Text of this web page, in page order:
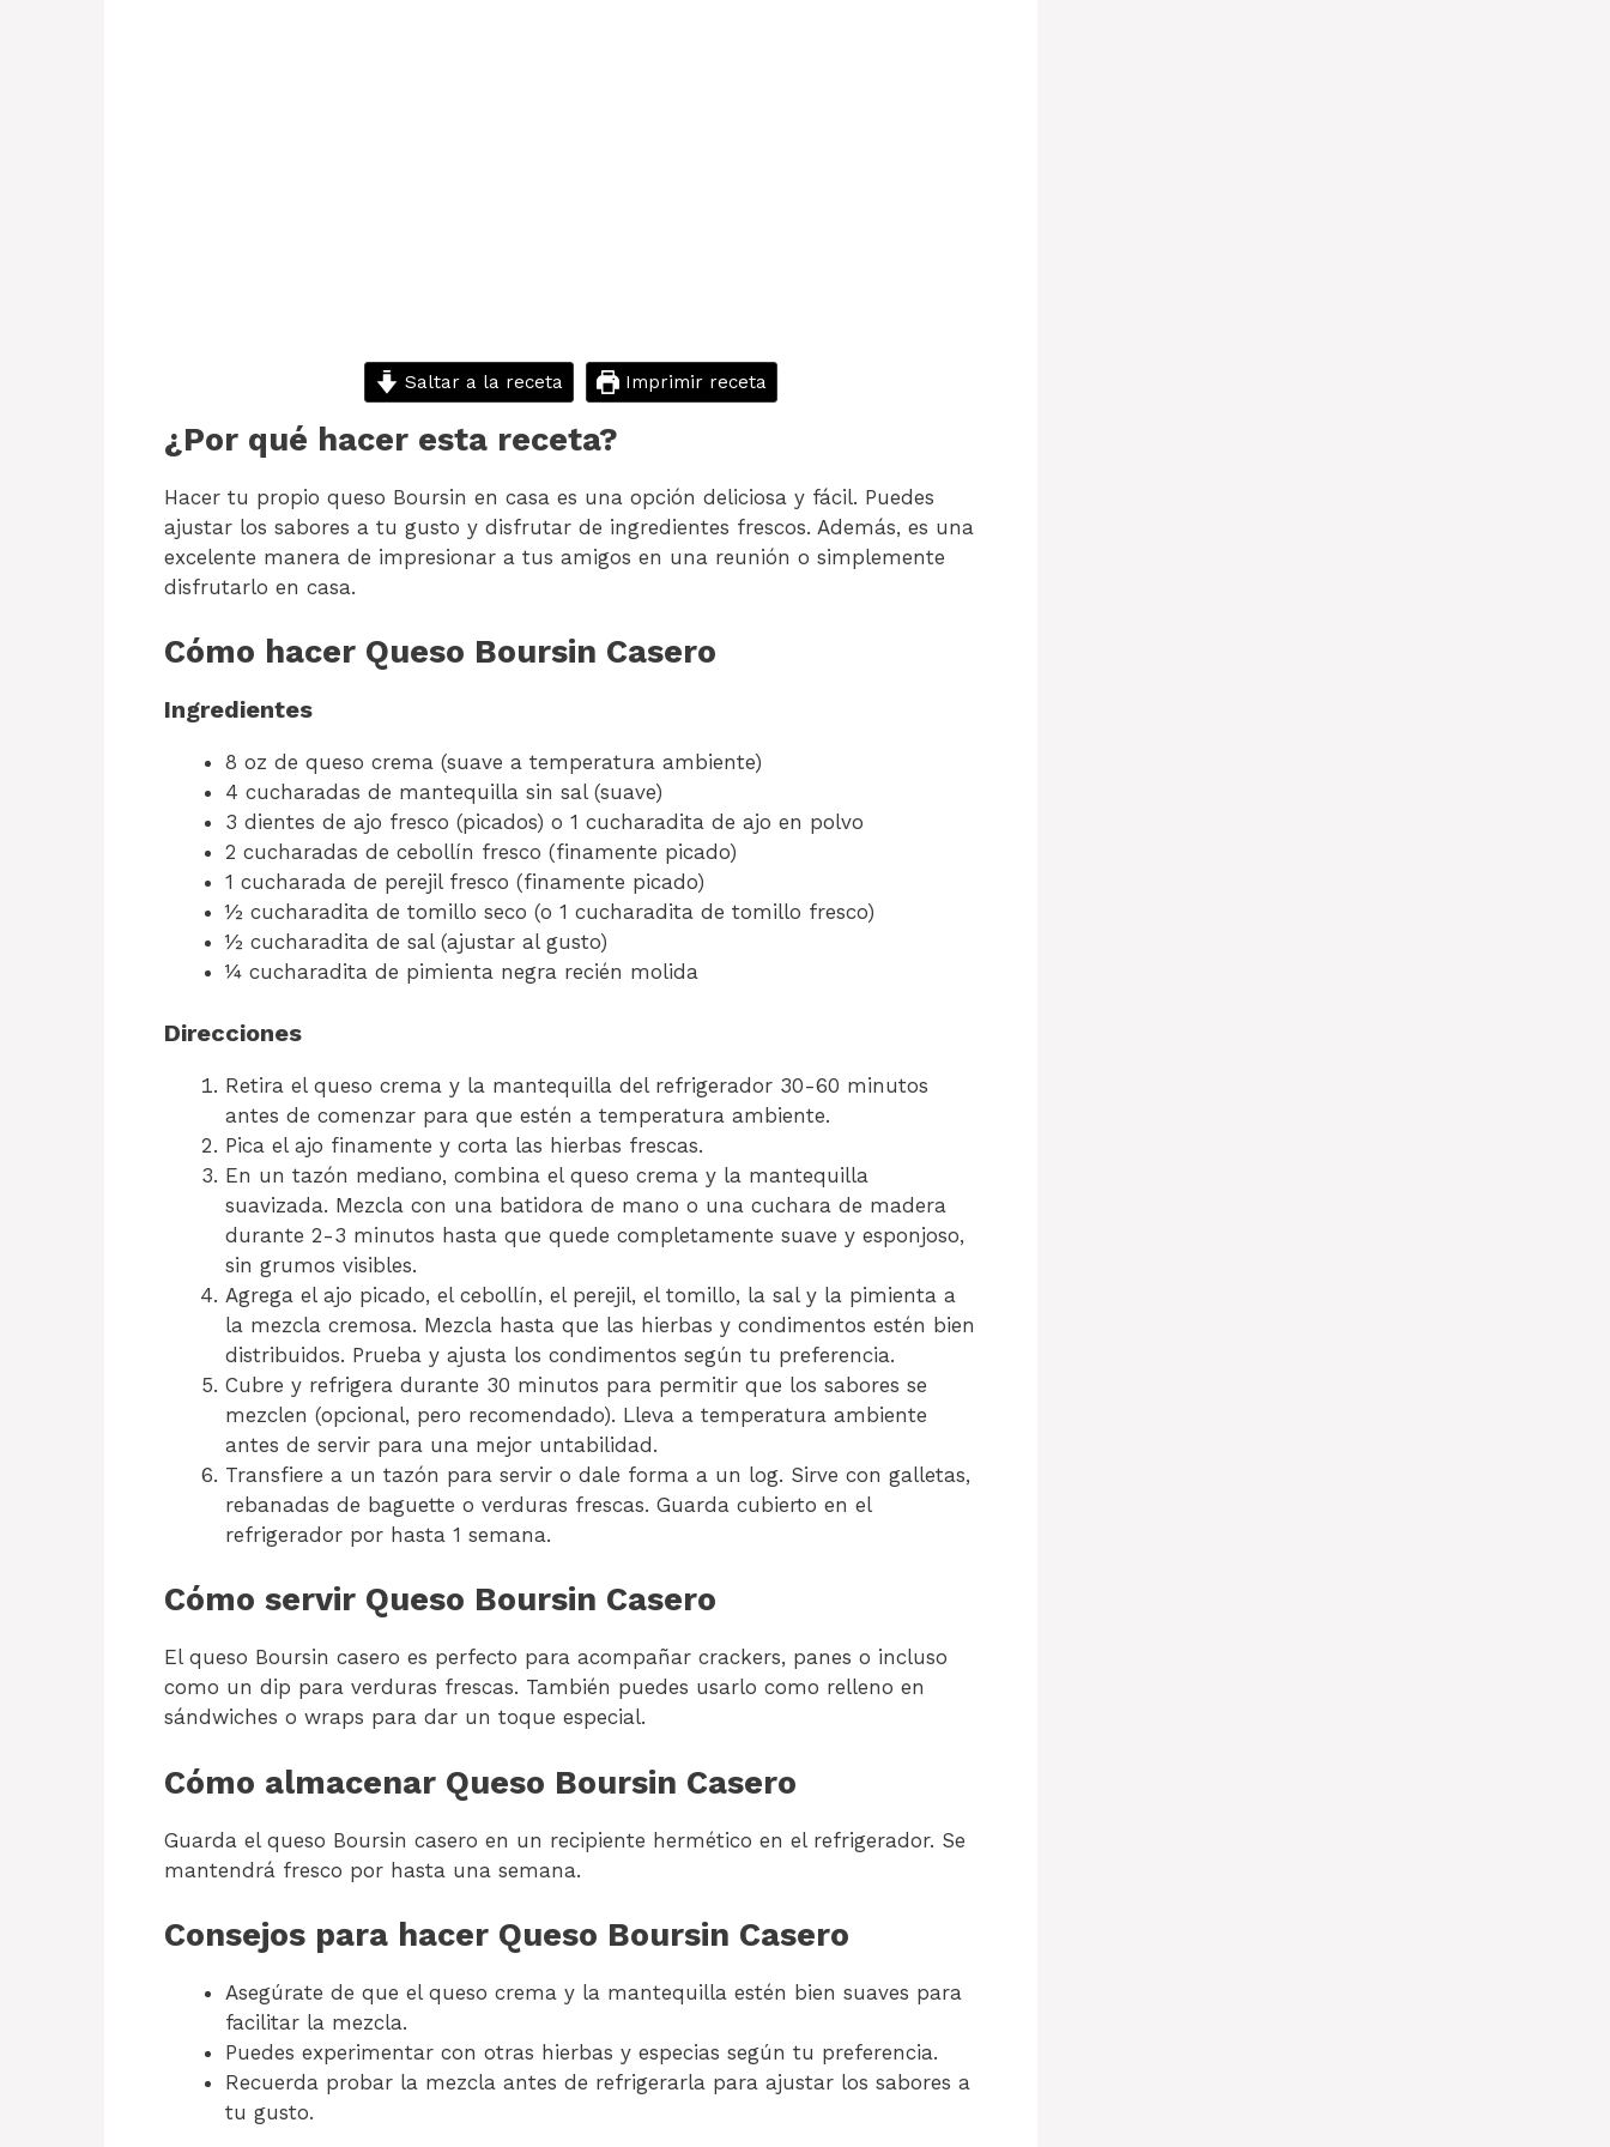
Saltar a la receta Imprimir receta
¿Por qué hacer esta receta?
Hacer tu propio queso Boursin en casa es una opción deliciosa y fácil. Puedes
ajustar los sabores a tu gusto y disfrutar de ingredientes frescos. Además, es una
excelente manera de impresionar a tus amigos en una reunión o simplemente
disfrutarlo en casa.
Cómo hacer Queso Boursin Casero
Ingredientes
8 oz de queso crema (suave a temperatura ambiente)
4 cucharadas de mantequilla sin sal (suave)
3 dientes de ajo fresco (picados) o 1 cucharadita de ajo en polvo
2 cucharadas de cebollín fresco (finamente picado)
1 cucharada de perejil fresco (finamente picado)
½ cucharadita de tomillo seco (o 1 cucharadita de tomillo fresco)
½ cucharadita de sal (ajustar al gusto)
¼ cucharadita de pimienta negra recién molida
Direcciones
Retira el queso crema y la mantequilla del refrigerador 30-60 minutos
antes de comenzar para que estén a temperatura ambiente.
Pica el ajo finamente y corta las hierbas frescas.
En un tazón mediano, combina el queso crema y la mantequilla
suavizada. Mezcla con una batidora de mano o una cuchara de madera
durante 2-3 minutos hasta que quede completamente suave y esponjoso,
sin grumos visibles.
Agrega el ajo picado, el cebollín, el perejil, el tomillo, la sal y la pimienta a
la mezcla cremosa. Mezcla hasta que las hierbas y condimentos estén bien
distribuidos. Prueba y ajusta los condimentos según tu preferencia.
Cubre y refrigera durante 30 minutos para permitir que los sabores se
mezclen (opcional, pero recomendado). Lleva a temperatura ambiente
antes de servir para una mejor untabilidad.
Transfiere a un tazón para servir o dale forma a un log. Sirve con galletas,
rebanadas de baguette o verduras frescas. Guarda cubierto en el
refrigerador por hasta 1 semana.
Cómo servir Queso Boursin Casero
El queso Boursin casero es perfecto para acompañar crackers, panes o incluso
como un dip para verduras frescas. También puedes usarlo como relleno en
sándwiches o wraps para dar un toque especial.
Cómo almacenar Queso Boursin Casero
Guarda el queso Boursin casero en un recipiente hermético en el refrigerador. Se
mantendrá fresco por hasta una semana.
Consejos para hacer Queso Boursin Casero
Asegúrate de que el queso crema y la mantequilla estén bien suaves para
facilitar la mezcla.
Puedes experimentar con otras hierbas y especias según tu preferencia.
Recuerda probar la mezcla antes de refrigerarla para ajustar los sabores a
tu gusto.